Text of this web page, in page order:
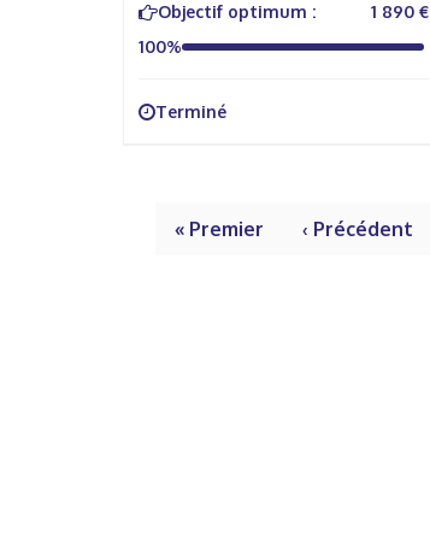
Objectif optimum :
1 890 €
100%
Terminé
« Premier ‹ Précédent